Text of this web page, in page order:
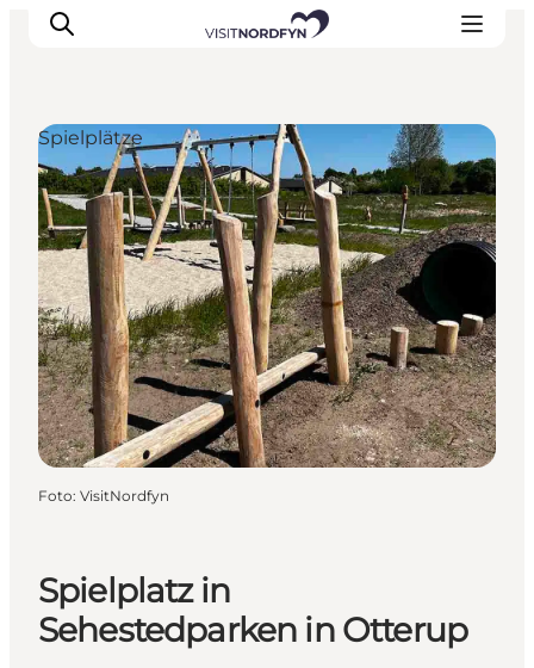
Erleben
Eventkalender
Essen und Trinken
Unterkünfte
Erlebnisbuchung
Für Kinder
Spielplatz in
Sehestedparken in Otterup
Spielplätze
Foto: VisitNordfyn